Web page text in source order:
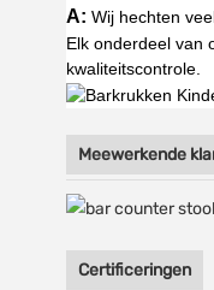
A: Wij hechten
Elk onderdeel van
kwaliteitscontrole.
Meewerkende
Certificeringen